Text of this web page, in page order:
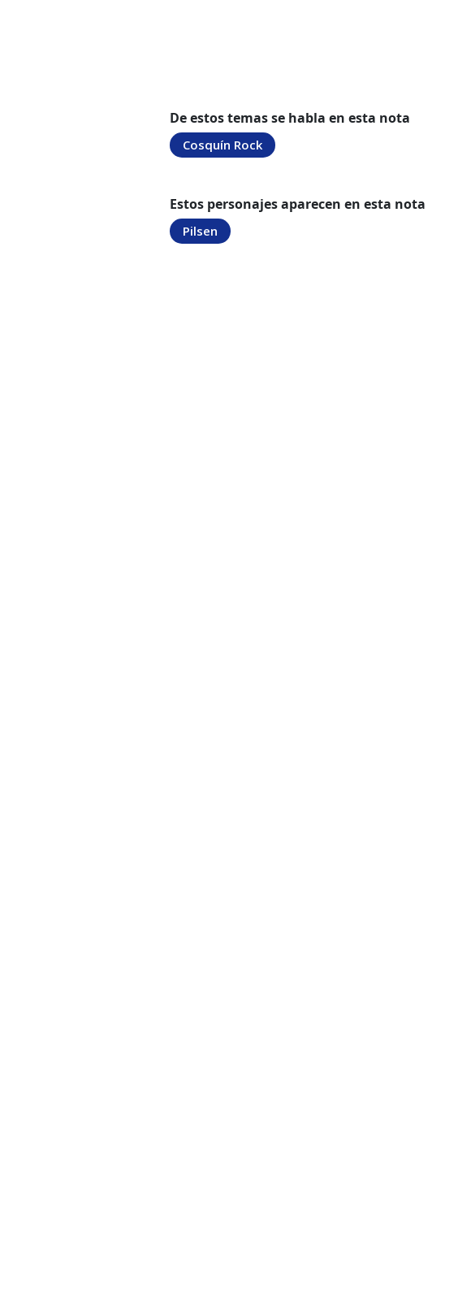
De estos temas se habla en esta nota
Cosquín Rock
Estos personajes aparecen en esta nota
Pilsen